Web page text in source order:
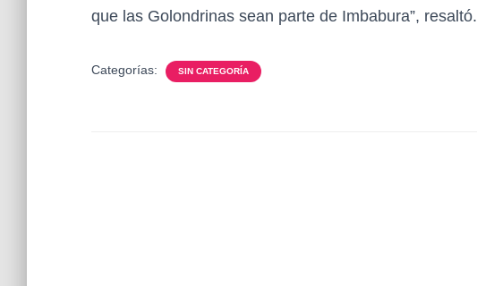
que las Golondrinas sean parte de Imbabura”, resaltó.
Categorías: SIN CATEGORÍA